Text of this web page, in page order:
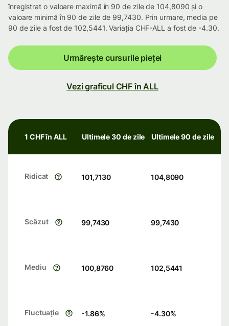
înregistrat o valoare maximă în 90 de zile de 104,8090 și o
valoare minimă în 90 de zile de 99,7430. Prin urmare, media pe
90 de zile a fost de 102,5441. Variația CHF-ALL a fost de -4.30.
Urmărește cursurile pieței
Vezi graficul CHF în ALL
1 CHF în ALL Ultimele 30 de zile Ultimele 90 de zile
Ridicat 101,7130 104,8090
Scăzut 99,7430 99,7430
Mediu 100,8760 102,5441
Fluctuație -1.86% -4.30%